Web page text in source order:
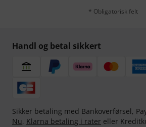
* Obligatorisk felt
Handl og betal sikkert
Sikker betaling med Bankoverførsel,
Nu, Klarna betaling i rater eller